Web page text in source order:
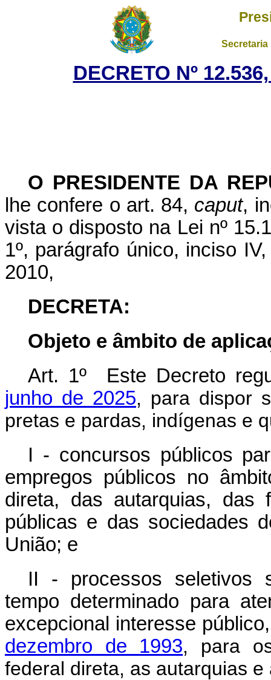
DECRETO Nº
O PRESIDENTE DA
lhe confere o art. 84, caput,
vista o disposto na Lei nº
1º, parágrafo único, inciso
2010,
DECRETA:
Objeto e âmbito de
Art. 1º Este Decreto
junho de 2025, para dispor
pretas e pardas, indígenas e
I - concursos públicos
empregos públicos no
direta, das autarquias, das
públicas e das sociedades
União; e
II - processos seletivos
tempo determinado para
excepcional interesse
dezembro de 1993, para
federal direta, as autarquias